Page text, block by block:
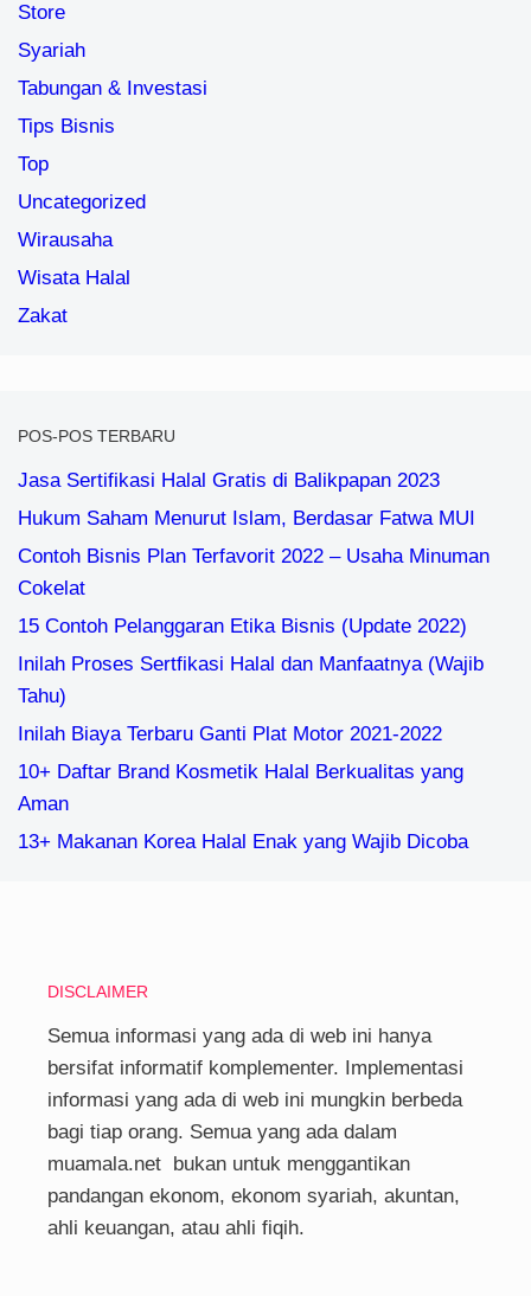
Store
Syariah
Tabungan & Investasi
Tips Bisnis
Top
Uncategorized
Wirausaha
Wisata Halal
Zakat
POS-POS TERBARU
Jasa Sertifikasi Halal Gratis di Balikpapan 2023
Hukum Saham Menurut Islam, Berdasar Fatwa MUI
Contoh Bisnis Plan Terfavorit 2022 – Usaha Minuman
Cokelat
15 Contoh Pelanggaran Etika Bisnis (Update 2022)
Inilah Proses Sertfikasi Halal dan Manfaatnya (Wajib
Tahu)
Inilah Biaya Terbaru Ganti Plat Motor 2021-2022
10+ Daftar Brand Kosmetik Halal Berkualitas yang
Aman
13+ Makanan Korea Halal Enak yang Wajib Dicoba
DISCLAIMER
Semua informasi yang ada di web ini hanya
bersifat informatif komplementer. Implementasi
informasi yang ada di web ini mungkin berbeda
bagi tiap orang. Semua yang ada dalam
muamala.net bukan untuk menggantikan
pandangan ekonom, ekonom syariah, akuntan,
ahli keuangan, atau ahli fiqih.